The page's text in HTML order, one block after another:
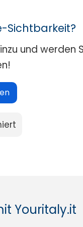
Sichtbarkeit?
und werden
Youritaly.it